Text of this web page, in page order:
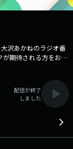
沢あかねのラジオ番
期待される方をお迎
ト毎にまとめてポッ
twitterハッシュタグ
」
配信が終了
しました